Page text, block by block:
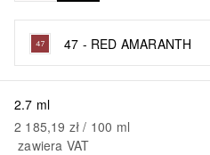
47 - RED AMARANTH
2.7 ml
2 185,19 zł / 100 ml
zawiera VAT